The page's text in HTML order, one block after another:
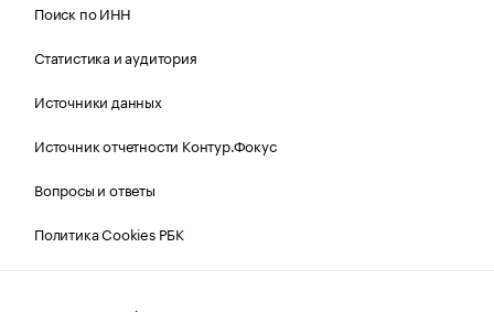
Поиск по ИНН
Статистика и аудитория
Источники данных
Источник отчетности Контур.Фокус
Вопросы и ответы
Политика Cookies РБК